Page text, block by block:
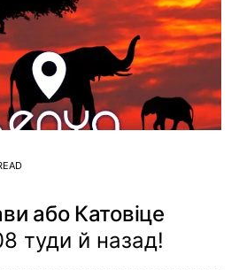
або Катовіце
туди й назад!